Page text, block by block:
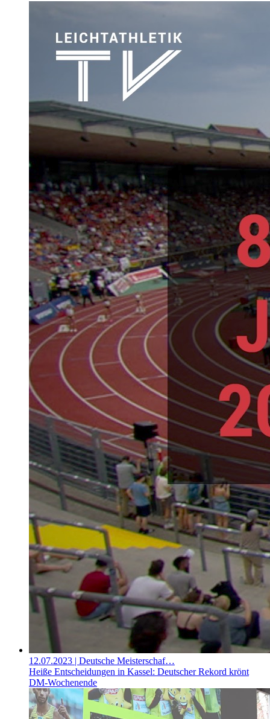
12.07.2023 | Deutsche Meisterschaf…
Heiße Entscheidungen in Kassel: Deutscher Rekord krönt
DM-Wochenende